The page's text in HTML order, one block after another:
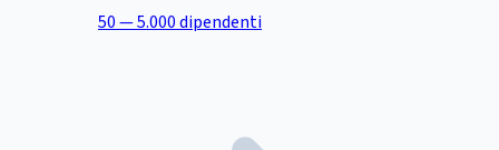
50 — 5.000 dipendenti